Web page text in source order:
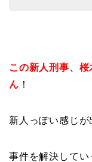
この新人刑事、
ん ！
新人っぽい感じが
事件を解決してい